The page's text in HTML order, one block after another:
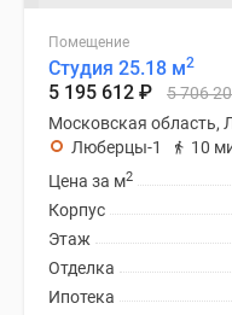
Помещение
Студия 25.18 м2
5 195 612 ₽ 5 706
Московская область,
Люберцы-1
10
Цена за м2
Корпус
Этаж
Отделка
Ипотека